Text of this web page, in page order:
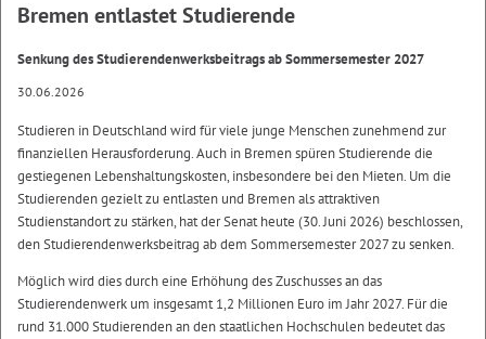
Bremen entlastet Studierende
Senkung des Studierendenwerksbeitrags ab Sommersemester 2027
30.06.2026
Studieren in Deutschland wird für viele junge Menschen zunehmend zur
finanziellen Herausforderung. Auch in Bremen spüren Studierende die
gestiegenen Lebenshaltungskosten, insbesondere bei den Mieten. Um die
Studierenden gezielt zu entlasten und Bremen als attraktiven
Studienstandort zu stärken, hat der Senat heute (30. Juni 2026) beschlossen,
den Studierendenwerksbeitrag ab dem Sommersemester 2027 zu senken.
Möglich wird dies durch eine Erhöhung des Zuschusses an das
Studierendenwerk um insgesamt 1,2 Millionen Euro im Jahr 2027. Für die
rund 31.000 Studierenden an den staatlichen Hochschulen bedeutet das